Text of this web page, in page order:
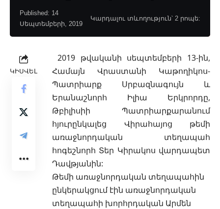
Published: 14
Սեպտեմբերի, 2019
Կարդալու տևողություն՝ 2 րոպե:
ԿԻՍՎԵԼ
2019 թվականի սեպտեմբերի 13-ին,
Համայն Վրաստանի Կաթողիկոս-
Պատրիարք Սրբազնագույն և
Երանաշնորհ Իլիա Երկրորդը,
Թբիլիսիի Պատրիարքարանում
հյուրընկալեց Վիրահայոց թեմի
առաջնորդական տեղապահ
հոգեշնորհ Տեր Կիրակոս վարդապետ
Դավթյանին:
Թեմի առաջնորդական տեղապահին
ընկերակցում էին առաջնորդական
տեղապահի խորհրդական Արմեն